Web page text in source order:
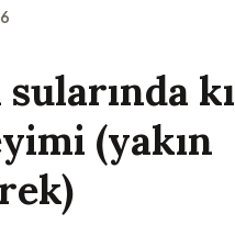
(yakın